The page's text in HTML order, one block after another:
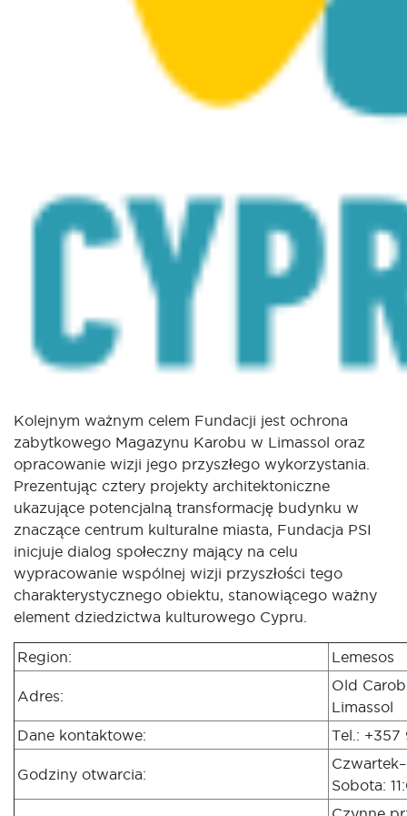
rozwijania dynamicznie rozwijającej się sceny
artystycznej Cypru. Kluczowym elementem jej
działalności jest promocja sztuki współczesnej
pozostającej w dialogu z technologią. Poprzez
starannie kuratorowane wystawy, projekty
realizowane we współpracy z partnerami, a także
odbiorców do odkrywania nowych obszarów
twórczych możliwości. W ramach swojego
zaangażowania w promocję bogatego dziedzictwa
sztuki cypryjskiej Fundacja z dumą wspierała
Pawilon Narodowy Cypru podczas 60. Biennale w
Wenecji oraz była gospodarzem wydarzenia
networkingowego zorganizowanego we współpracy
z European Media Art Platform (EMAP) i NeMe Arts
Kolejnym ważnym celem Fundacji jest ochrona
zabytkowego Magazynu Karobu w Limassol oraz
opracowanie wizji jego przyszłego wykorzystania.
Prezentując cztery projekty architektoniczne
ukazujące potencjalną transformację budynku w
znaczące centrum kulturalne miasta, Fundacja PSI
inicjuje dialog społeczny mający na celu
wypracowanie wspólnej wizji przyszłości tego
charakterystycznego obiektu, stanowiącego ważny
element dziedzictwa kulturowego Cypru.
Region: Lemesos
Adres:
Old
Limassol
Dane kontaktowe:
Tel.:
Godziny otwarcia:
Sobota: